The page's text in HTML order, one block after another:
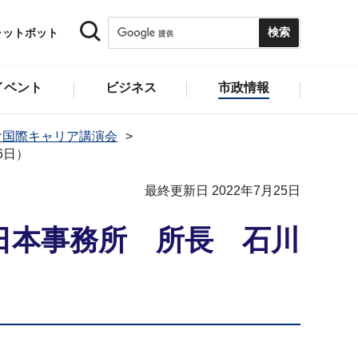
トボット
ント ビジネス 市政情報
際キャリア講演会
）
最終更新日 2022年7月25日
本事務所 所長 石川